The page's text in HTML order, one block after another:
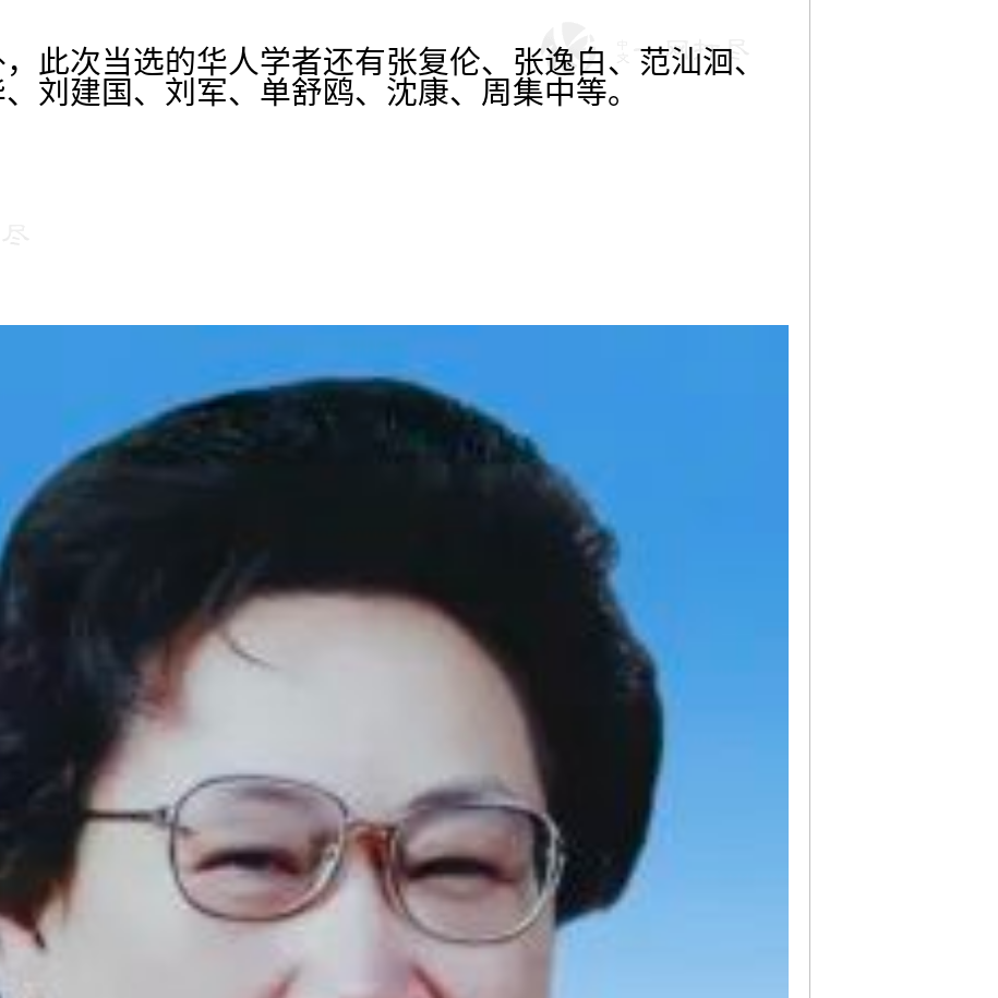
此次当选的华人学者还有张复伦、张逸白、范汕洄、
刘建国、刘军、单舒鸥、沈康、周集中等。